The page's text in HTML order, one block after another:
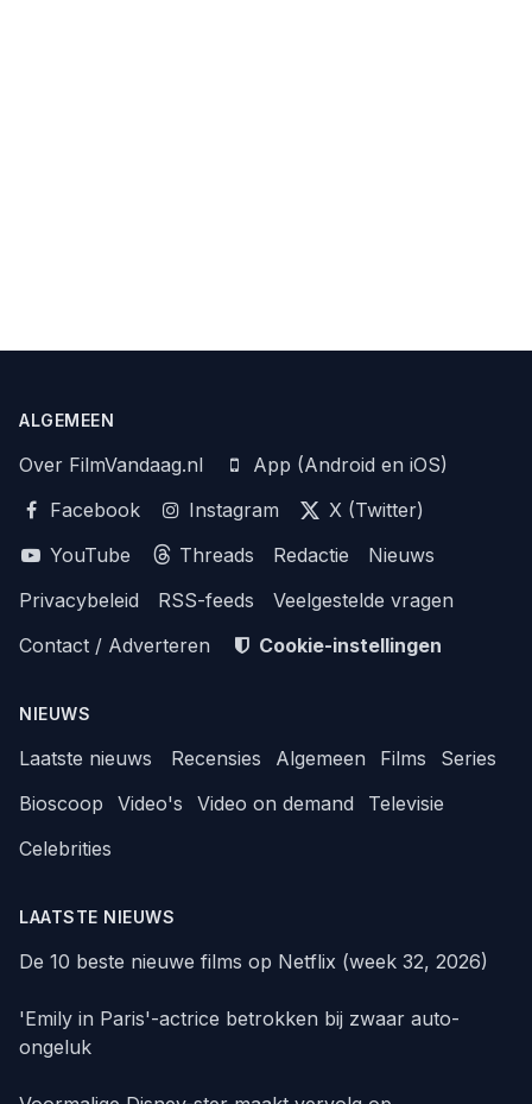
ALGEMEEN
Over FilmVandaag.nl
App (Android en iOS)
Facebook
Instagram
X (Twitter)
YouTube
Threads Redactie
Nieuws
Privacybeleid
RSS-feeds
Veelgestelde vragen
Contact / Adverteren
Cookie-instellingen
NIEUWS
Laatste nieuws Recensies Algemeen Films
Series
Bioscoop
Video's Video on demand
Televisie
Celebrities
LAATSTE NIEUWS
De 10 beste nieuwe films op Netflix (week 32, 2026)
'Emily in Paris'-actrice betrokken bij zwaar auto-
ongeluk